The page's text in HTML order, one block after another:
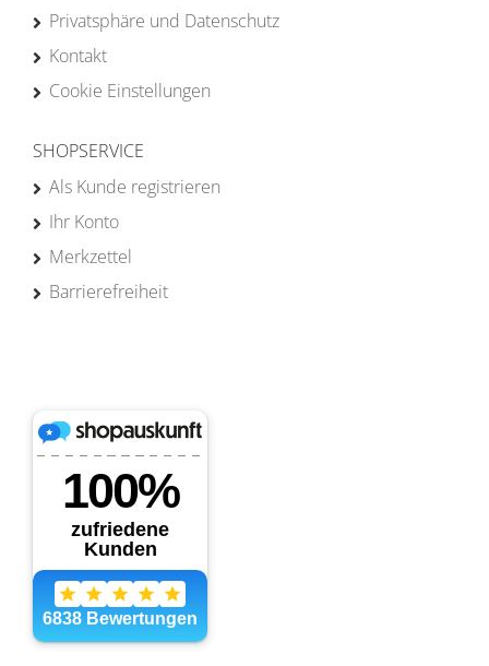
Privatsphäre und Datenschutz
Kontakt
Cookie Einstellungen
SHOPSERVICE
Als Kunde registrieren
Ihr Konto
Merkzettel
Barrierefreiheit